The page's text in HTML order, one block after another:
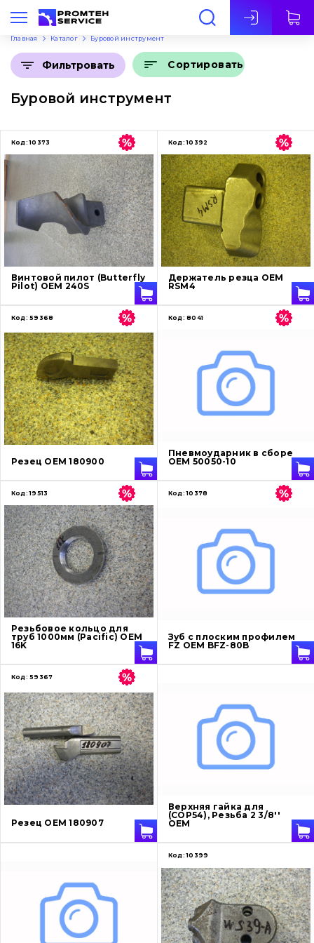
Рус
Главная Каталог Буровой инструмент
Буровой инструмент
Фильтровать Сортировать
Код: 10373
Винтовой пилот (Butterfly
Pilot) OEM 240S
Код: 10392
Держатель резца OEM
RSM4
Код: 59368
Резец OEM 180900
Код: 8041
Пневмоударник в сборе
OEM 50050-10
Код: 19513
Резьбовое кольцо для
труб 1000мм (Pacific) OEM
16K
Код: 10378
Зуб с плоским профилем
FZ OEM BFZ-80B
Код: 59367
Резец OEM 180907
Верхняя гайка для
(COP54), Резьба 2 3/8''
OEM
Код: 10399